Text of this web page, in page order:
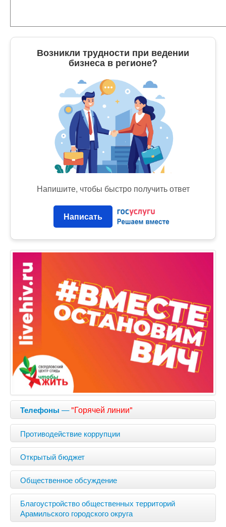
Возникли трудности при ведении
бизнеса в регионе?
Напишите, чтобы быстро получить ответ
Написать
Телефоны —"Горячей линии"
Противодействие коррупции
Открытый бюджет
Общественное обсуждение
Благоустройство общественных территорий
Арамильского городского округа